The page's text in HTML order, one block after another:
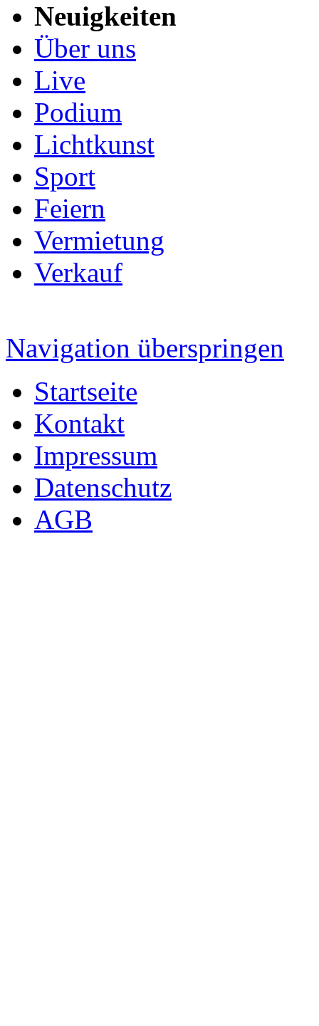
Neuigkeiten
Über uns
Live
Podium
Lichtkunst
Sport
Feiern
Vermietung
Verkauf
Navigation überspringen
Startseite
Kontakt
Impressum
Datenschutz
AGB